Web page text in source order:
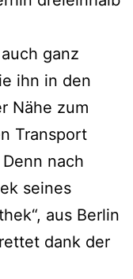
ganz
ihn in den
Nähe zum
Transport
nach
seines
aus Berlin
dank der